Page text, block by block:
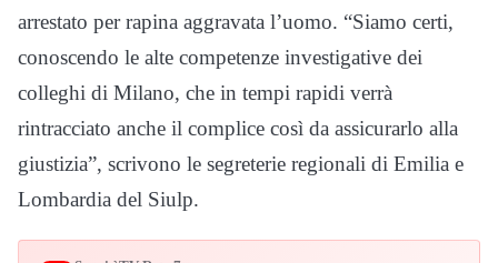
arrestato per rapina aggravata l’uomo. “Siamo certi,
conoscendo le alte competenze investigative dei
colleghi di Milano, che in tempi rapidi verrà
rintracciato anche il complice così da assicurarlo alla
giustizia”, scrivono le segreterie regionali di Emilia e
Lombardia del Siulp.